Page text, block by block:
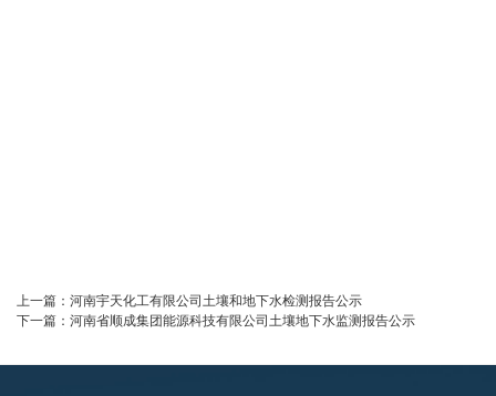
上一篇： 河南宇天化工有限公司土壤和地下水检测报告公示
下一篇： 河南省顺成集团能源科技有限公司土壤地下水监测报告公示